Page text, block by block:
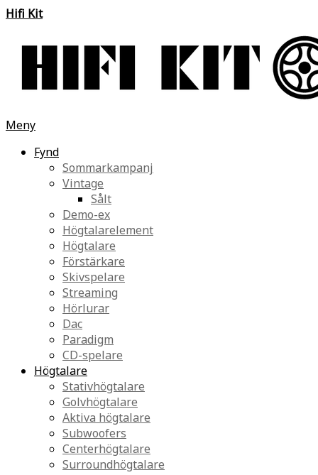
Hifi Kit
Meny
Fynd
Sommarkampanj
Vintage
Sålt
Demo-ex
Högtalarelement
Högtalare
Förstärkare
Skivspelare
Streaming
Hörlurar
Dac
Paradigm
CD-spelare
Högtalare
Stativhögtalare
Golvhögtalare
Aktiva högtalare
Subwoofers
Centerhögtalare
Surroundhögtalare